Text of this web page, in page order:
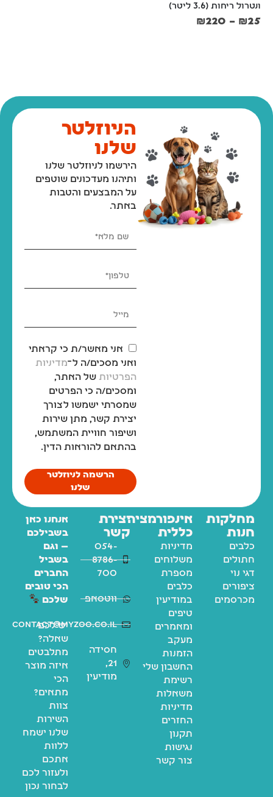
ונטרול ריחות (3.6 ליטר)
₪25
–
₪220
הניוזלטר
שלנו
הירשמו לניוזלטר שלנו
ותיהנו מעדכונים שוטפים
על המבצעים והטבות
באתר.
אני מאשר/ת כי קראתי
ואני מסכים/ה ל־מדיניות
הפרטיות של האתר,
ומסכים/ה כי הפרטים
שמסרתי ישמשו לצורך
יצירת קשר, מתן שירות
ושיפור חוויית המשתמש,
בהתאם להוראות הדין.
הרשמה לניוזלטר
שלנו
מחלקות
חנות
כלבים
חתולים
דגי נוי
ציפורים
מכרסמים
אינפורמציה
כללית
מדיניות
משלוחים
מספרת
כלבים
במודיעין
טיפים
ומאמרים
מעקב
הזמנות
החשבון שלי
רשימת
משאלות
מדיניות
החזרים
תקנון
נגישות
צור קשר
יצירת
קשר
054-
8786-
700
ווטסאפ
contact@myzoo.co.il
חסידה
21,
מודיעין
אנחנו כאן
בשבילכם
— וגם
בשביל
החברים
הכי טובים
שלכם
יש לכם
שאלה?
מתלבטים
איזה מוצר
הכי
מתאים?
צוות
השירות
שלנו ישמח
ללוות
אתכם
ולעזור לכם
לבחור נכון